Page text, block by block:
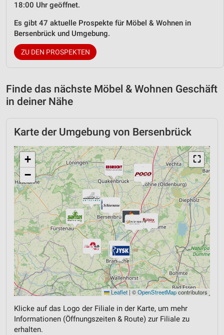
18:00 Uhr geöffnet.
Es gibt 47 aktuelle Prospekte für Möbel & Wohnen in
Bersenbrück und Umgebung.
ZU DEN PROSPEKTEN
Finde das nächste Möbel & Wohnen Geschäft
in deiner Nähe
Karte der Umgebung von Bersenbrück
⛶
+
−
Leaflet | ©OpenStreetMapcontributors
Klicke auf das Logo der Filiale in der Karte, um mehr
Informationen (Öffnungszeiten & Route) zur Filiale zu
erhalten.